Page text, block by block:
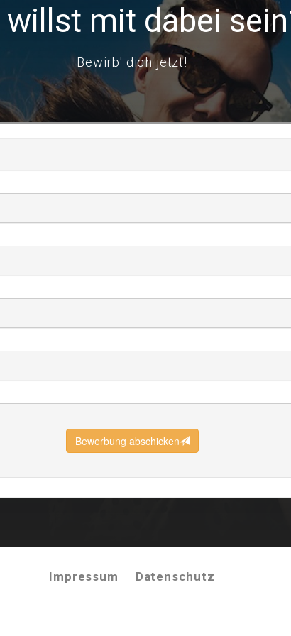
willst mit dabei
Bewirb' dich jetzt!
Impressum Datenschutz